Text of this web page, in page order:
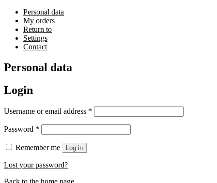
Personal data
My orders
Return to
Settings
Contact
Personal data
Login
Username or email address *
Password *
Remember me Log in
Lost your password?
Back to the home page